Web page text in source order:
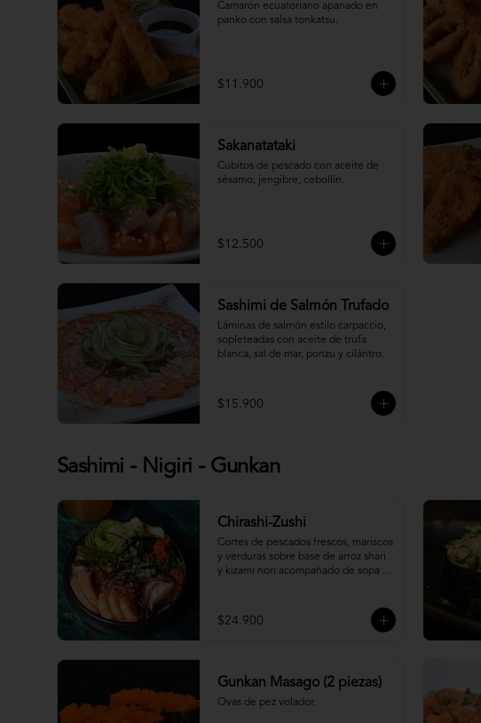
Camarón ecuatoriano apanado en
panko con salsa tonkatsu.
$11.900
Sakanatataki
Cubitos de pescado con aceite de
sésamo, jengibre, cebollín.
$12.500
Sashimi de Salmón Trufado
Láminas de salmón estilo carpaccio,
sopleteadas con aceite de trufa
blanca, sal de mar, ponzu y cilántro.
$15.900
Sashimi - Nigiri - Gunkan
Chirashi-Zushi
Cortes de pescados frescos, mariscos
y verduras sobre base de arroz shari
y kizami nori acompañado de sopa
$24.900
Gunkan Masago (2 piezas)
Ovas de pez volador.